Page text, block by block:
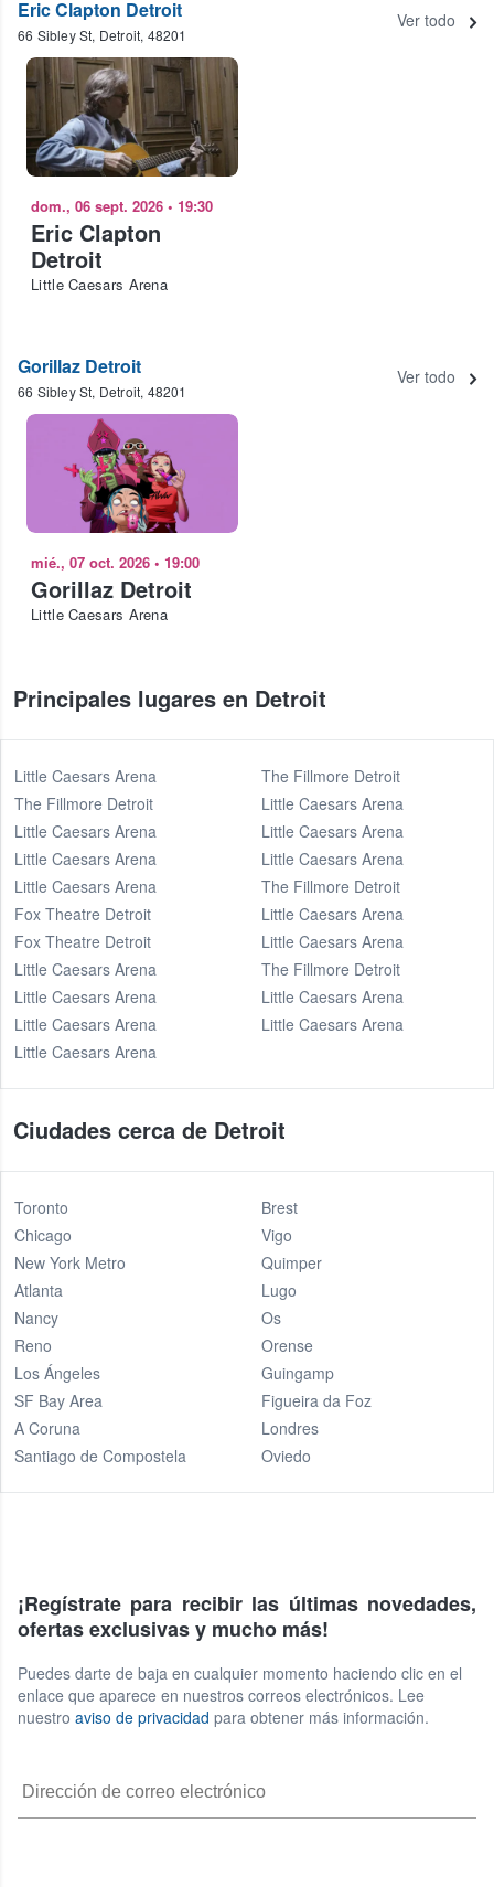
Eric Clapton Detroit
66 Sibley St, Detroit, 48201
Ver todo
dom., 06 sept. 2026 • 19:30
Eric Clapton
Detroit
Little Caesars Arena
Gorillaz Detroit
66 Sibley St, Detroit, 48201
Ver todo
mié., 07 oct. 2026 • 19:00
Gorillaz Detroit
Little Caesars Arena
Principales lugares en Detroit
Little Caesars Arena
The Fillmore Detroit
Little Caesars Arena
Little Caesars Arena
Little Caesars Arena
Fox Theatre Detroit
Fox Theatre Detroit
Little Caesars Arena
Little Caesars Arena
Little Caesars Arena
Little Caesars Arena
The Fillmore Detroit
Little Caesars Arena
Little Caesars Arena
Little Caesars Arena
The Fillmore Detroit
Little Caesars Arena
Little Caesars Arena
The Fillmore Detroit
Little Caesars Arena
Little Caesars Arena
Ciudades cerca de Detroit
Toronto
Chicago
New York Metro
Atlanta
Nancy
Reno
Los Ángeles
SF Bay Area
A Coruna
Santiago de Compostela
Brest
Vigo
Quimper
Lugo
Os
Orense
Guingamp
Figueira da Foz
Londres
Oviedo
¡Regístrate para recibir las últimas novedades,
ofertas exclusivas y mucho más!
Puedes darte de baja en cualquier momento haciendo clic en el
enlace que aparece en nuestros correos electrónicos. Lee
nuestro aviso de privacidad para obtener más información.